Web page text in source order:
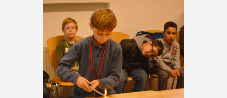
Förderantrag
Spenden